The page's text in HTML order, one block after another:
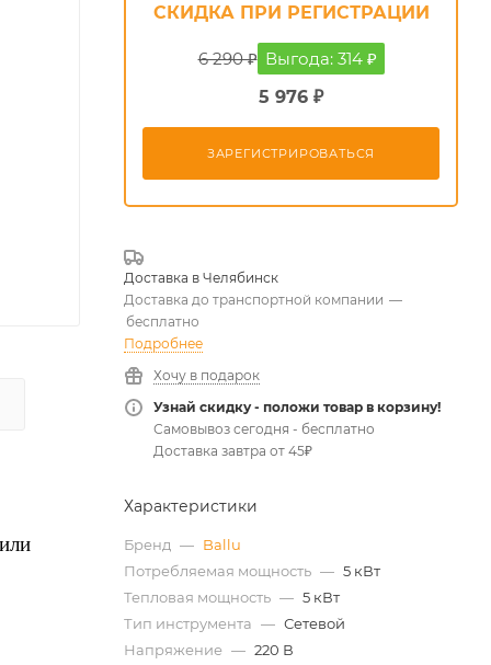
СКИДКА ПРИ РЕГИСТРАЦИИ
6 290 ₽ Выгода: 314 ₽
5 976 ₽
ЗАРЕГИСТРИРОВАТЬСЯ
Доставка в Челябинск
Доставка до транспортной компании —
бесплатно
Подробнее
Хочу в подарок
Узнай скидку - положи товар в корзину!
Самовывоз сегодня - бесплатно
Доставка завтра от 45₽
Характеристики
Бренд — Ballu
Потребляемая мощность — 5 кВт
Тепловая мощность — 5 кВт
Тип инструмента — Сетевой
Напряжение — 220 В